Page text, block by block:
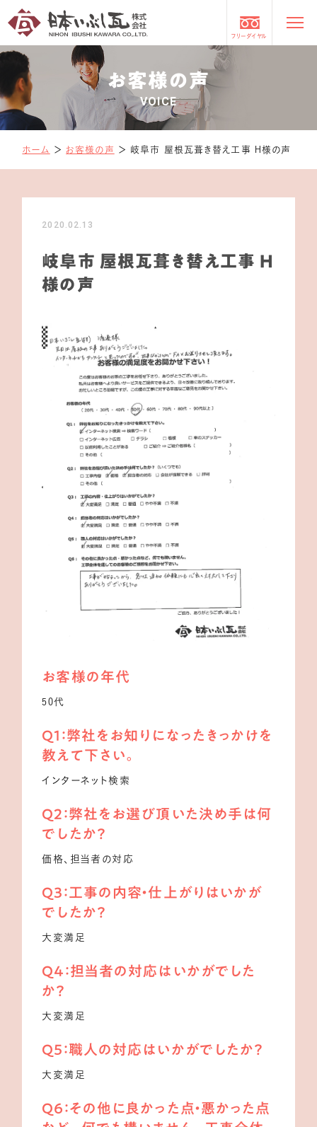
フリーダイヤル
お客様の声
VOICE
ホーム ＞お客様の声 ＞ 岐阜市 屋根瓦葺き替え工事 H様の声
2020.02.13
岐阜市 屋根瓦葺き替え工事 H
様の声
お客様の年代
50代
Q1：弊社をお知りになったきっかけを
教えて下さい。
インターネット検索
Q2：弊社をお選び頂いた決め手は何
でしたか？
価格、担当者の対応
Q3：工事の内容・仕上がりはいかが
でしたか？
大変満足
Q4：担当者の対応はいかがでした
か？
大変満足
Q5：職人の対応はいかがでしたか？
大変満足
Q6：その他に良かった点・悪かった点